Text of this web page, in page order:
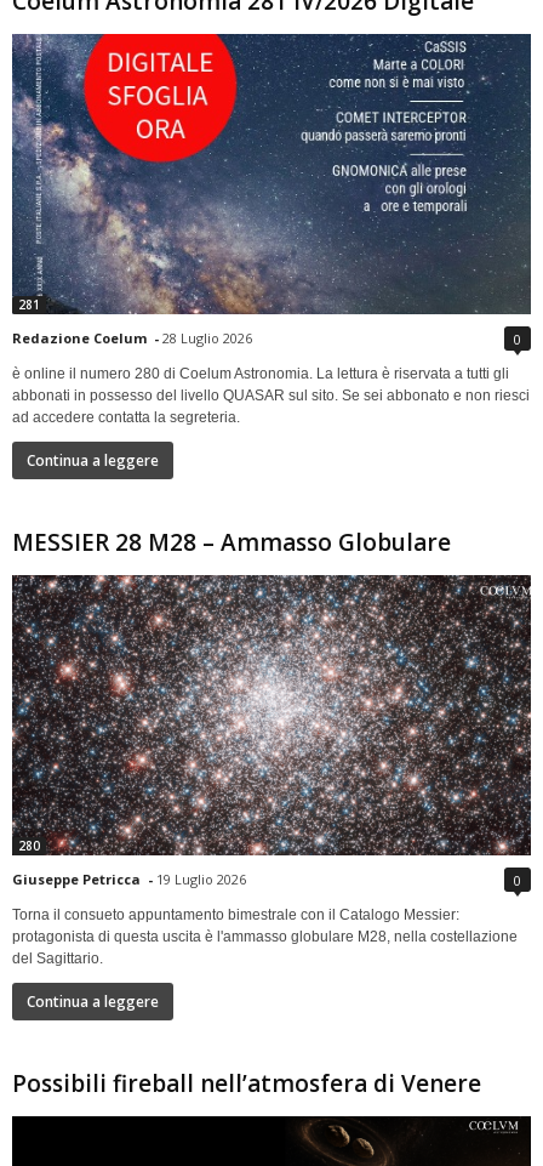
281
Redazione Coelum - 28 Luglio 2026 0
è online il numero 280 di Coelum Astronomia. La lettura è riservata a tutti gli
abbonati in possesso del livello QUASAR sul sito. Se sei abbonato e non riesci
ad accedere contatta la segreteria.
Continua a leggere
MESSIER 28 M28 – Ammasso Globulare
280
Giuseppe Petricca - 19 Luglio 2026 0
Torna il consueto appuntamento bimestrale con il Catalogo Messier:
protagonista di questa uscita è l'ammasso globulare M28, nella costellazione
del Sagittario.
Continua a leggere
Possibili fireball nell’atmosfera di Venere